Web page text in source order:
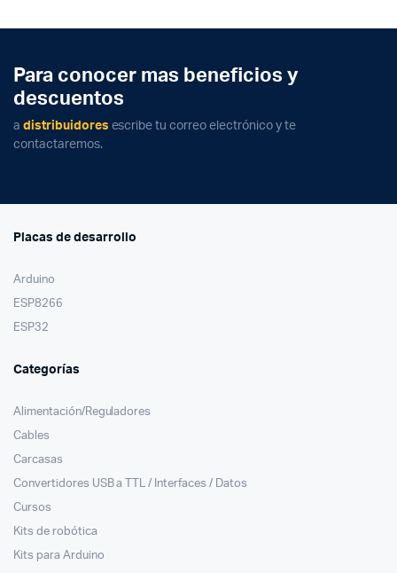
Para conocer mas beneficios y
descuentos
a distribuidores escribe tu correo electrónico y te
contactaremos.
Placas de desarrollo
Arduino
ESP8266
ESP32
Categorías
Alimentación/Reguladores
Cables
Carcasas
Convertidores USB a TTL / Interfaces / Datos
Cursos
Kits de robótica
Kits para Arduino